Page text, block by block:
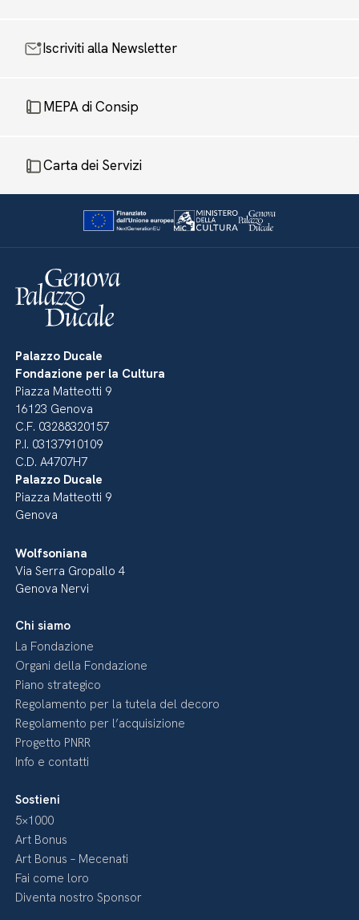
Iscriviti alla Newsletter
MEPA di Consip
Carta dei Servizi
Palazzo Ducale
Fondazione per la Cultura
Piazza Matteotti 9
16123 Genova
C.F. 03288320157
P.I. 03137910109
C.D. A4707H7
Palazzo Ducale
Piazza Matteotti 9
Genova
Wolfsoniana
Via Serra Gropallo 4
Genova Nervi
Chi siamo
La Fondazione
Organi della Fondazione
Piano strategico
Regolamento per la tutela del decoro
Regolamento per l’acquisizione
Progetto PNRR
Info e contatti
Sostieni
5×1000
Art Bonus
Art Bonus – Mecenati
Fai come loro
Diventa nostro Sponsor